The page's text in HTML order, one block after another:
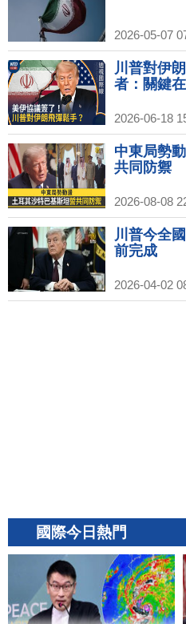
2026-05-07
川普對伊
者：關鍵
2026-06-18
中東局勢
共同防禦
2026-08-08
川普今全
前完成
2026-04-02
國際今日熱門